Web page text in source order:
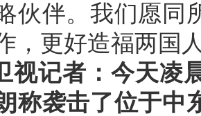
伙伴。我们愿同
，更好造福两国
视记者：今天凌
称袭击了位于中